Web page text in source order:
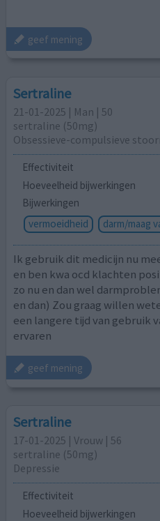
geef mening
Sertraline
21-01-2025 | Man | 50
sertraline (50mg)
Obsessieve-compulsieve
Effectiviteit
Hoeveelheid bijwerkingen
Bijwerkingen
vermoeidheid
darm/maag
Ik gebruik dit medicijn nu
en ben kwa ocd klachten
zo nu en dan wel
en dan) Zou graag willen
een langere tijd van gebruik
ervaren
geef mening
Sertraline
17-01-2025 | Vrouw | 56
sertraline (50mg)
Depressie
Effectiviteit
Hoeveelheid bijwerkingen